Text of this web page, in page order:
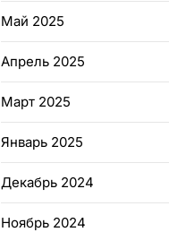
Май 2025
Апрель 2025
Март 2025
Январь 2025
Декабрь 2024
Ноябрь 2024